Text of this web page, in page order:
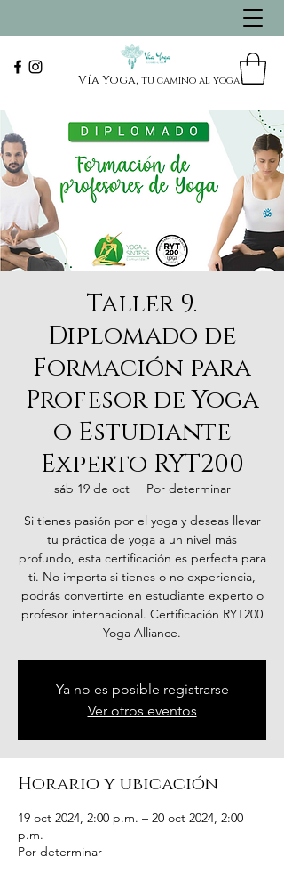
Vía Yoga, tu camino al yoga
Taller 9.
Diplomado de
Formación para
Profesor de Yoga
o Estudiante
Experto RYT200
sáb 19 de oct
  |
Por determinar
Si tienes pasión por el yoga y deseas llevar
tu práctica de yoga a un nivel más
profundo, esta certificación es perfecta para
ti. No importa si tienes o no experiencia,
podrás convertirte en estudiante experto o
profesor internacional. Certificación RYT200
Yoga Alliance.
Ya no es posible registrarse
Ver otros eventos
Horario y ubicación
19 oct 2024, 2:00 p.m. – 20 oct 2024, 2:00
p.m.
Por determinar